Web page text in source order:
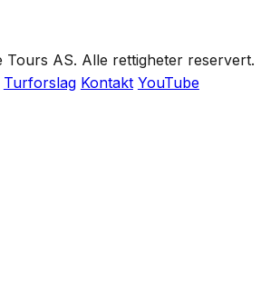
AS. Alle rettigheter reservert.
Turforslag Kontakt YouTube